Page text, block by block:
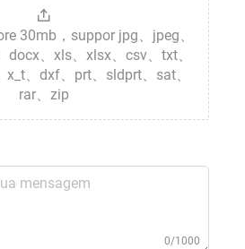
30mb，suppor jpg、jpeg、
docx、xls、xlsx、csv、txt、
、dxf、prt、sldprt、sat、
rar、zip
0/1000